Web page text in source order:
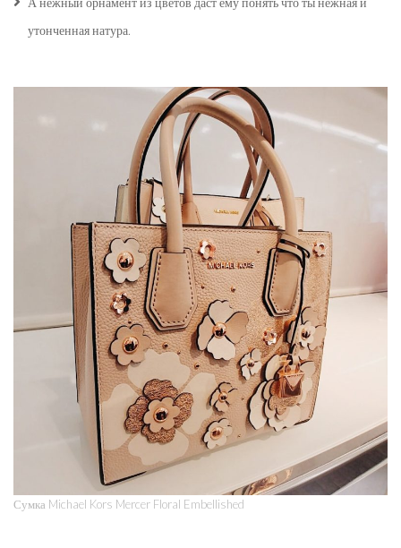
утонченная натура.
Сумка Michael Kors Mercer Floral Embellished